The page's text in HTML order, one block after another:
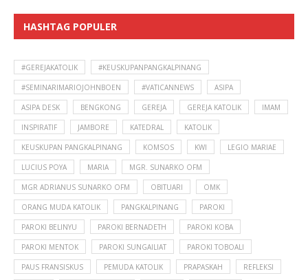
HASHTAG POPULER
#GEREJAKATOLIK #KEUSKUPANPANGKALPINANG
#SEMINARIMARIOJOHNBOEN #VATICANNEWS ASIPA
ASIPA DESK BENGKONG GEREJA GEREJA KATOLIK IMAM
INSPIRATIF JAMBORE KATEDRAL KATOLIK
KEUSKUPAN PANGKALPINANG KOMSOS KWI LEGIO MARIAE
LUCIUS POYA MARIA MGR. SUNARKO OFM
MGR ADRIANUS SUNARKO OFM OBITUARI OMK
ORANG MUDA KATOLIK PANGKALPINANG PAROKI
PAROKI BELINYU PAROKI BERNADETH PAROKI KOBA
PAROKI MENTOK PAROKI SUNGAILIAT PAROKI TOBOALI
PAUS FRANSISKUS PEMUDA KATOLIK PRAPASKAH REFLEKSI